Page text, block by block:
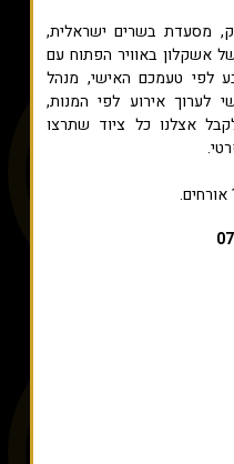
מסעדת בשרים ישראלית,
אשקלון באוויר הפתוח עם
לפי טעמכם האישי, מנהל
לערוך אירוע לפי המנות,
אצלנו כל ציוד שתרצו